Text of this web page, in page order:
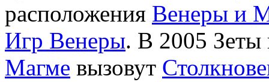
расположения Венеры и
Игр Венеры. В 2005 Зеты
Магме вызовут